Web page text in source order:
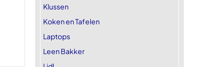
Klussen
Koken en Tafelen
Laptops
Leen Bakker